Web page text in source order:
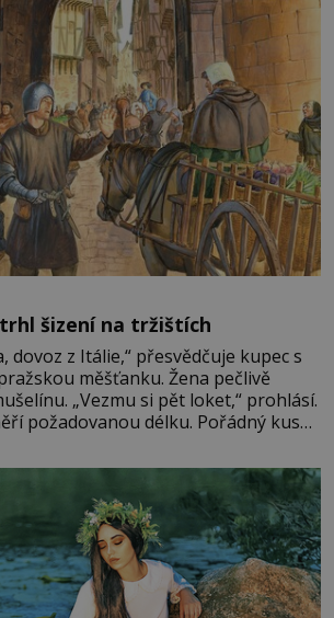
šizení na tržištích
dovoz z Itálie,“ přesvědčuje kupec s
měšťanku. Žena pečlivě
„Vezmu si pět loket,“ prohlásí.
požadovanou délku. Pořádný kus
na sukni,“ zhodnotí švadlena
mušelínu. „Ošidili vás, podívejte.“